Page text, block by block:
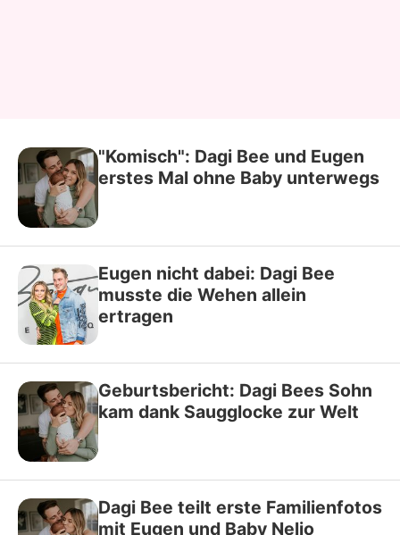
"Komisch": Dagi Bee und Eugen
erstes Mal ohne Baby unterwegs
Eugen nicht dabei: Dagi Bee
musste die Wehen allein
ertragen
Geburtsbericht: Dagi Bees Sohn
kam dank Saugglocke zur Welt
Dagi Bee teilt erste Familienfotos
mit Eugen und Baby Nelio